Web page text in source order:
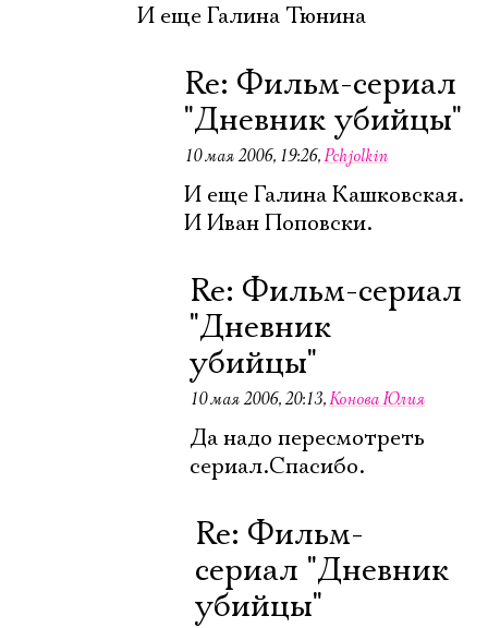
И еще Галина Тюнина
Re: Фильм-сериал
"Дневник убийцы"
10 мая 2006, 19:26,Pchjolkin
И еще Галина Кашковская.
И Иван Поповски.
Re: Фильм-сериал
"Дневник
убийцы"
10 мая 2006, 20:13,Конова Юлия
Да надо пересмотреть
сериал.Спасибо.
Re: Фильм-
сериал "Дневник
убийцы"
Электропочта
Имя
Ознакомиться